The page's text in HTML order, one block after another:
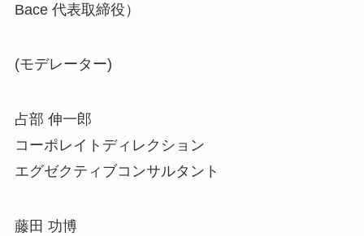
Bace 代表取締役）
(モデレーター)
占部 伸一郎
コーポレイトディレクション
エグゼクティブコンサルタント
藤田 功博